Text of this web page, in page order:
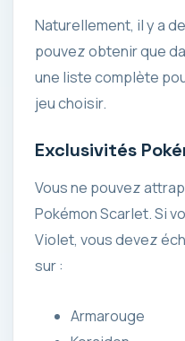
Naturellement, il y a
pouvez obtenir que
une liste complète
jeu choisir.
Exclusivités
Vous ne pouvez
Pokémon Scarlet. Si
Violet, vous devez
sur :
Armarouge